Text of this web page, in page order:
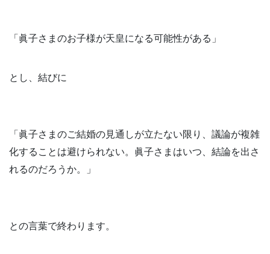
「眞子さまのお子様が天皇になる可能性がある」
とし、結びに
「眞子さまのご結婚の見通しが立たない限り、議論が複雑
化することは避けられない。眞子さまはいつ、結論を出さ
れるのだろうか。」
との言葉で終わります。